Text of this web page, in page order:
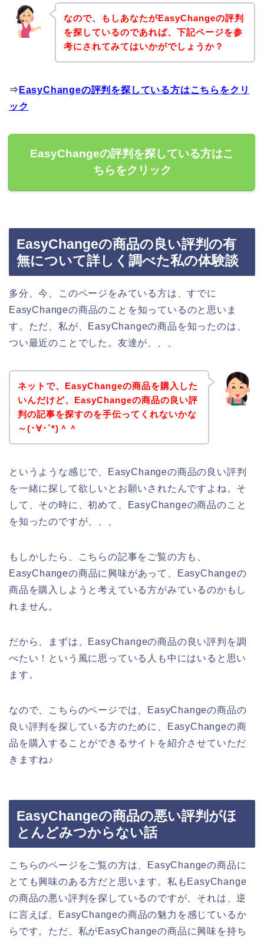
なので、もしあなたがEasyChangeの評判
を探しているのであれば、下記ページを参
考にされてみてはいかがでしょうか？
⇒ EasyChangeの評判を探している方はこちらをクリ
ック
EasyChangeの評判を探している方はこ
ちらをクリック
EasyChangeの商品の良い評判の有
無について詳しく調べた私の体験談
多分、今、このページをみている方は、すでに
EasyChangeの商品のことを知っているのと思いま
す。ただ、私が、EasyChangeの商品を知ったのは、
つい最近のことでした。友達が、、、
ネットで、EasyChangeの商品を購入した
いんだけど、EasyChangeの商品の良い評
判の記事を探すのを手伝ってくれないかな
～(･∀･`*)＾＾
というような感じで、EasyChangeの商品の良い評判
を一緒に探して欲しいとお願いされたんですよね。そ
して、その時に、初めて、EasyChangeの商品のこと
を知ったのですが、、、
もしかしたら、こちらの記事をご覧の方も、
EasyChangeの商品に興味があって、EasyChangeの
商品を購入しようと考えている方がみているのかもし
れません。
だから、まずは、EasyChangeの商品の良い評判を調
べたい！という風に思っている人も中にはいると思い
ます。
なので、こちらのページでは、EasyChangeの商品の
良い評判を探している方のために、EasyChangeの商
品を購入することができるサイトを紹介させていただ
きますね♪
EasyChangeの商品の悪い評判がほ
とんどみつからない話
こちらのページをご覧の方は、EasyChangeの商品に
とても興味のある方だと思います。私もEasyChange
の商品の悪い評判を探しているのですが、それは、逆
に言えば、EasyChangeの商品の魅力を感じているか
らです。ただ、私がEasyChangeの商品に興味を持ち